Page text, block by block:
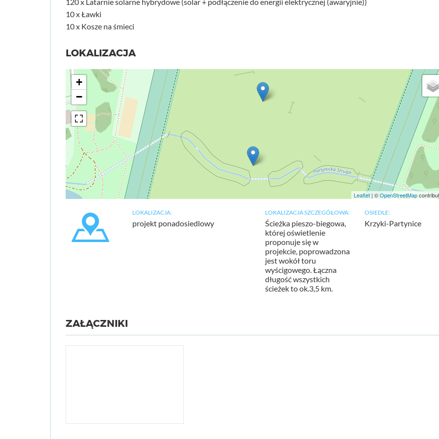
10 x Ławki
10 x Kosze na śmieci
LOKALIZACJA
+
−
Leaflet| ©OpenStreetMap
LOKALIZACJA:
projekt ponadosiedlowy
LOKALIZACJA SZCZEGÓŁOWA:
Ścieżka pieszo-biegowa,
której oświetlenie
proponuje się w
projekcie, poprowadzona
jest wokół toru
wyścigowego. Łączna
długość wszystkich
ścieżek to ok.3,5 km.
OSIEDLE:
Krzyki-Partynice
ZAŁĄCZNIKI